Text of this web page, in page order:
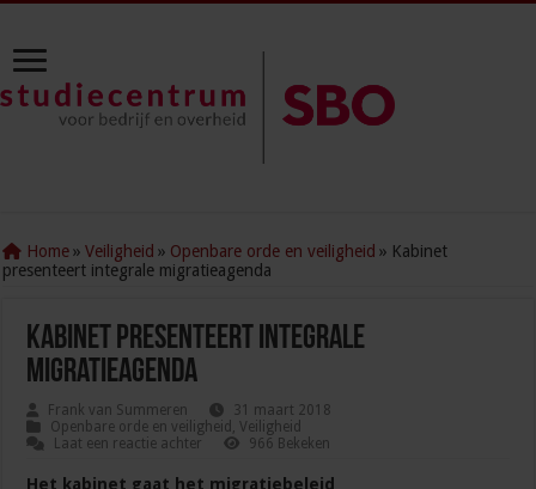
Home » Veiligheid » Openbare orde en veiligheid » Kabinet
presenteert integrale migratieagenda
Kabinet presenteert integrale
migratieagenda
Frank van Summeren
31 maart 2018
Openbare orde en veiligheid ,Veiligheid
Laat een reactie achter
966 Bekeken
Het kabinet gaat het migratiebeleid